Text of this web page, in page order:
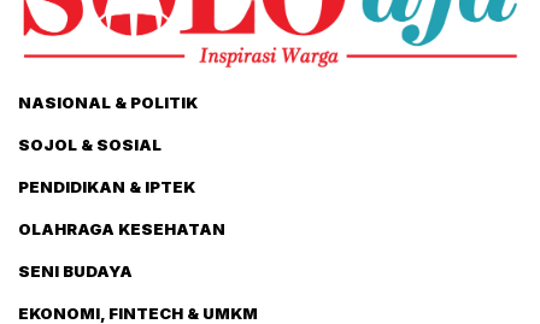
NASIONAL & POLITIK
SOJOL & SOSIAL
PENDIDIKAN & IPTEK
OLAHRAGA KESEHATAN
SENI BUDAYA
EKONOMI, FINTECH & UMKM